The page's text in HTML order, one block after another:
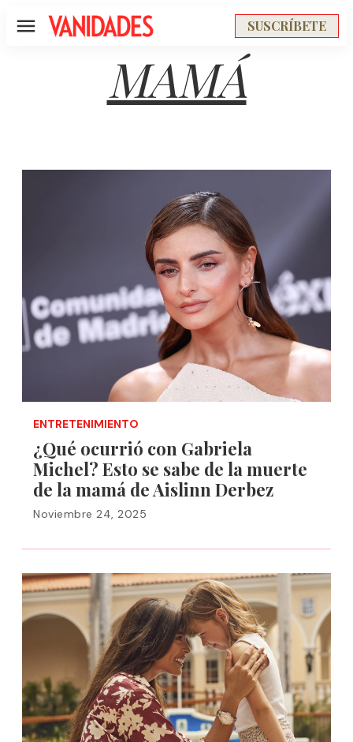
Menú SUSCRÍBETE
MAMÁ
ENTRETENIMIENTO
¿Qué ocurrió con Gabriela
Michel? Esto se sabe de la muerte
de la mamá de Aislinn Derbez
Noviembre 24, 2025